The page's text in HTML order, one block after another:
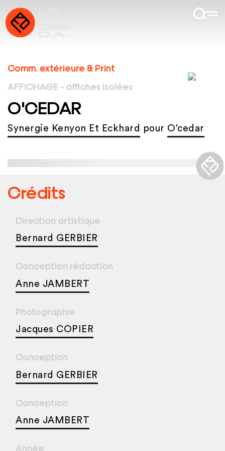
Comm. extérieure & Print
AFFICHAGE - affiches isolées
O'CEDAR
Synergie Kenyon Et Eckhard pour O’cedar
Crédits
Direction artistique
Bernard GERBIER
Conception rédaction
Anne JAMBERT
Photographie
Jacques COPIER
Conception
Bernard GERBIER
Conception
Anne JAMBERT
Année